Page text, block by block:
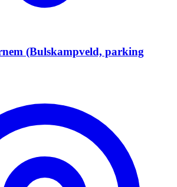
(Bulskampveld, parking